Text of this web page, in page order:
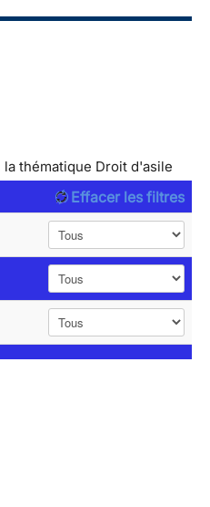
thématique Droit d'asile
Effacer les filtres